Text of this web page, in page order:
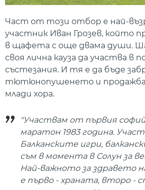
Част от този отбор е най-
участник Иван Грозев, който
в щафета с още двама души.
своя лична кауза да участва в
състезания. И тя е да бъде
тютюнопушенето и
млади хора.
"Участвам от първия
маратон 1983 година.
Балканските игри,
съм в момента в Солун за
Най-важното за здравето
е първо - храната, второ -